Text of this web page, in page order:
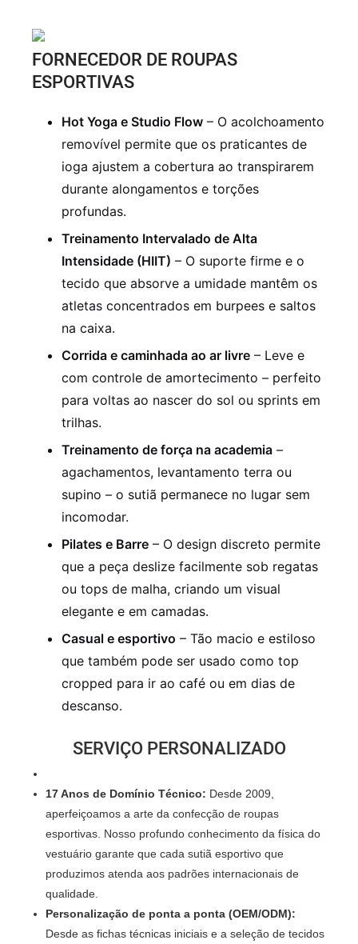
FORNECEDOR DE ROUPAS
ESPORTIVAS
Hot Yoga e Studio Flow – O acolchoamento
removível permite que os praticantes de
ioga ajustem a cobertura ao transpirarem
durante alongamentos e torções
profundas.
Treinamento Intervalado de Alta
Intensidade (HIIT) – O suporte firme e o
tecido que absorve a umidade mantêm os
atletas concentrados em burpees e saltos
na caixa.
Corrida e caminhada ao ar livre – Leve e
com controle de amortecimento – perfeito
para voltas ao nascer do sol ou sprints em
trilhas.
Treinamento de força na academia –
agachamentos, levantamento terra ou
supino – o sutiã permanece no lugar sem
incomodar.
Pilates e Barre – O design discreto permite
que a peça deslize facilmente sob regatas
ou tops de malha, criando um visual
elegante e em camadas.
Casual e esportivo – Tão macio e estiloso
que também pode ser usado como top
cropped para ir ao café ou em dias de
descanso.
SERVIÇO PERSONALIZADO
17 Anos de Domínio Técnico: Desde 2009,
aperfeiçoamos a arte da confecção de roupas
esportivas. Nosso profundo conhecimento da física do
vestuário garante que cada sutiã esportivo que
produzimos atenda aos padrões internacionais de
qualidade.
Personalização de ponta a ponta (OEM/ODM):
Desde as fichas técnicas iniciais e a seleção de tecidos